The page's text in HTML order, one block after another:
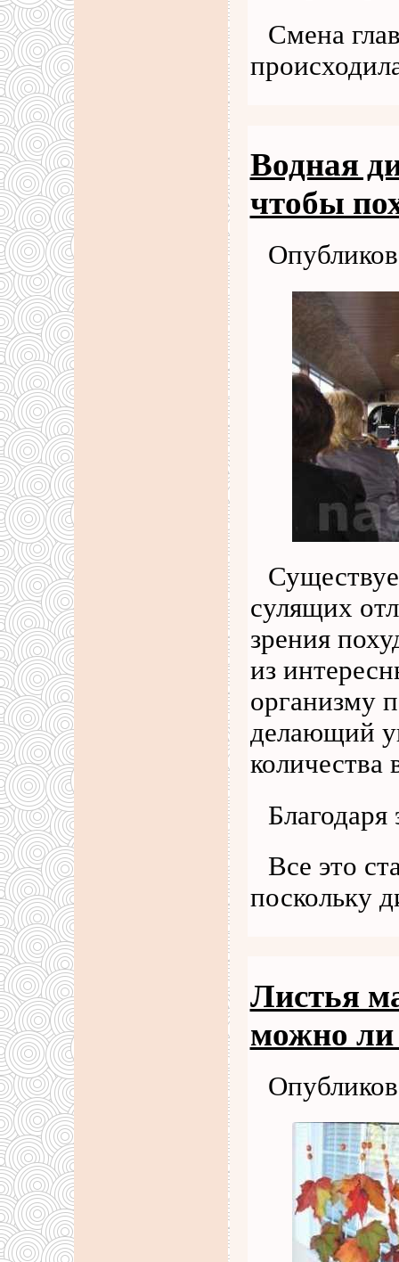
Смена
Водная
чтобы
сулящих
зрения
из
организму
делающий
количества
Все это
поскольку
Листья
можно ли